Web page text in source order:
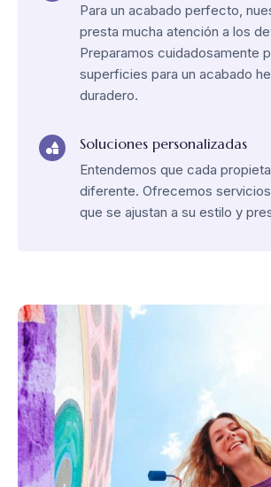
Para un acabado perfecto,
presta mucha atención a los
Preparamos cuidadosamente
superficies para un acabado
duradero.
Soluciones personalizadas
Entendemos que cada
diferente. Ofrecemos
que se ajustan a su estilo y